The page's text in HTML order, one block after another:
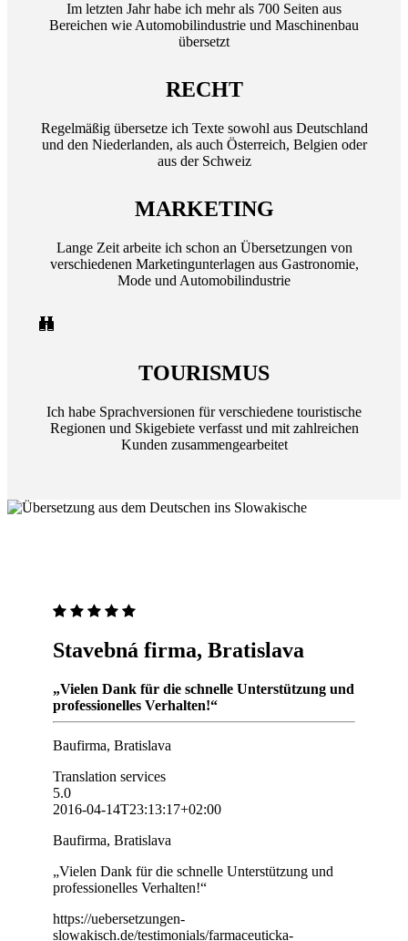
Im letzten Jahr habe ich mehr als 700 Seiten aus
Bereichen wie Automobilindustrie und Maschinenbau
übersetzt
RECHT
Regelmäßig übersetze ich Texte sowohl aus Deutschland
und den Niederlanden, als auch Österreich, Belgien oder
aus der Schweiz
MARKETING
Lange Zeit arbeite ich schon an Übersetzungen von
verschiedenen Marketingunterlagen aus Gastronomie,
Mode und Automobilindustrie
TOURISMUS
Ich habe Sprachversionen für verschiedene touristische
Regionen und Skigebiete verfasst und mit zahlreichen
Kunden zusammengearbeitet
Stavebná firma, Bratislava
„Vielen Dank für die schnelle Unterstützung und
professionelles Verhalten!“
Baufirma, Bratislava
Translation services
5.0
2016-04-14T23:13:17+02:00
Baufirma, Bratislava
„Vielen Dank für die schnelle Unterstützung und
professionelles Verhalten!“
https://uebersetzungen-
slowakisch.de/testimonials/farmaceuticka-